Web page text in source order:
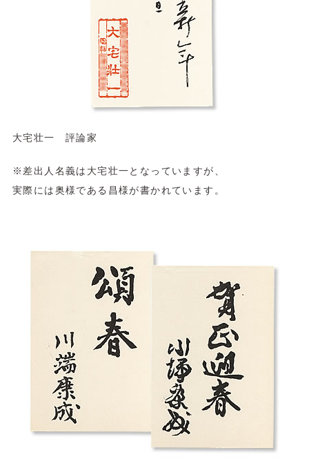
大宅壮一 評論家
※差出人名義は大宅壮一となっていますが、
実際には奥様である昌様が書かれています。